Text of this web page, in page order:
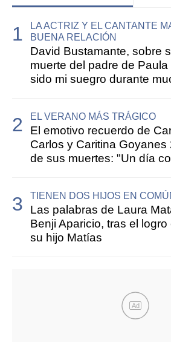
LA ACTRIZ Y EL CANTANTE
BUENA RELACIÓN
David Bustamante, sobre
muerte del padre de
sido mi suegro durante
EL VERANO MÁS TRÁGICO
El emotivo recuerdo de
Carlos y Caritina
de sus muertes: "Un día
TIENEN DOS HIJOS EN
Las palabras de Laura
Benji Aparicio, tras el
su hijo Matías
Ad